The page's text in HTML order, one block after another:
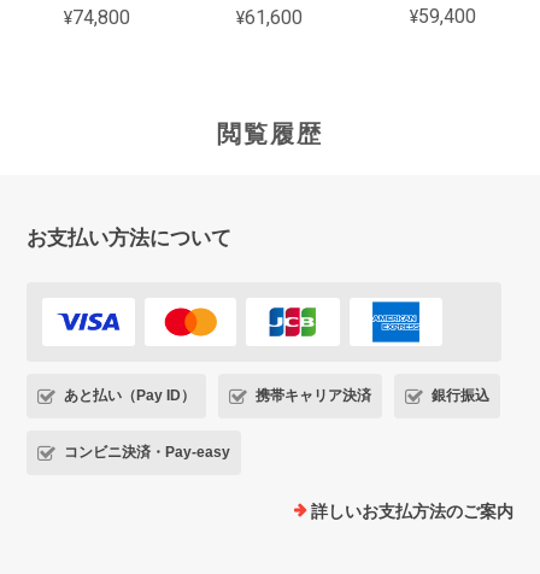
¥74,800 ¥61,600 ¥59,400
閲覧履歴
お支払い方法について
あと払い（Pay ID） 携帯キャリア決済 銀行振込
コンビニ決済・Pay-easy
詳しいお支払方法のご案内